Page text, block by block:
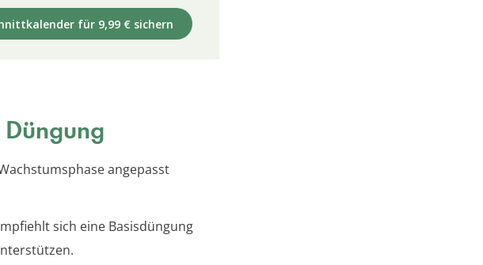
für 9,99 € sichern
angepasst
sich eine Basisdüngung